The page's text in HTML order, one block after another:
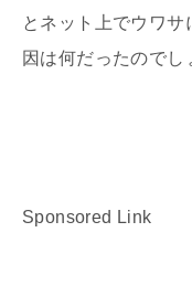
とネット上でウワ
因は何だったのでし
Sponsored Link